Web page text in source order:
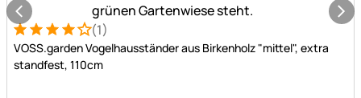
Bewertung: 4 von 5 (1 Bewertungen)
1 Bewertung(1)
VOSS.garden Vogelhausständer aus Birkenholz "mittel", extra
standfest, 110cm